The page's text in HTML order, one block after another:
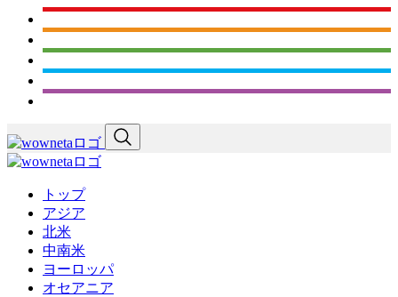
トップ
アジア
北米
中南米
ヨーロッパ
オセアニア